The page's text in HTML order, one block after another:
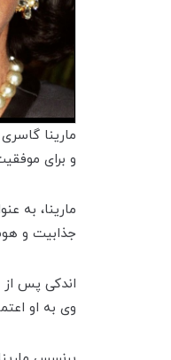
و برای
مارینا، به
جذابیت و
اندکی پس از
وی به او